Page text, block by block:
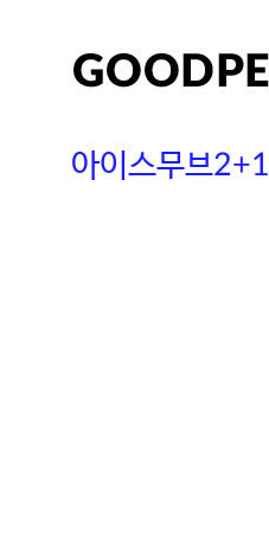
아이스무브2+1